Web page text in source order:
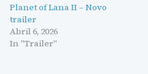
Planet of Lana II – Novo
trailer
Abril 6, 2026
In "Trailer"